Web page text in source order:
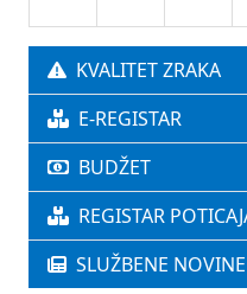
KVALITET ZRAKA
E-REGISTAR
BUDŽET
REGISTAR
SLUŽBENE